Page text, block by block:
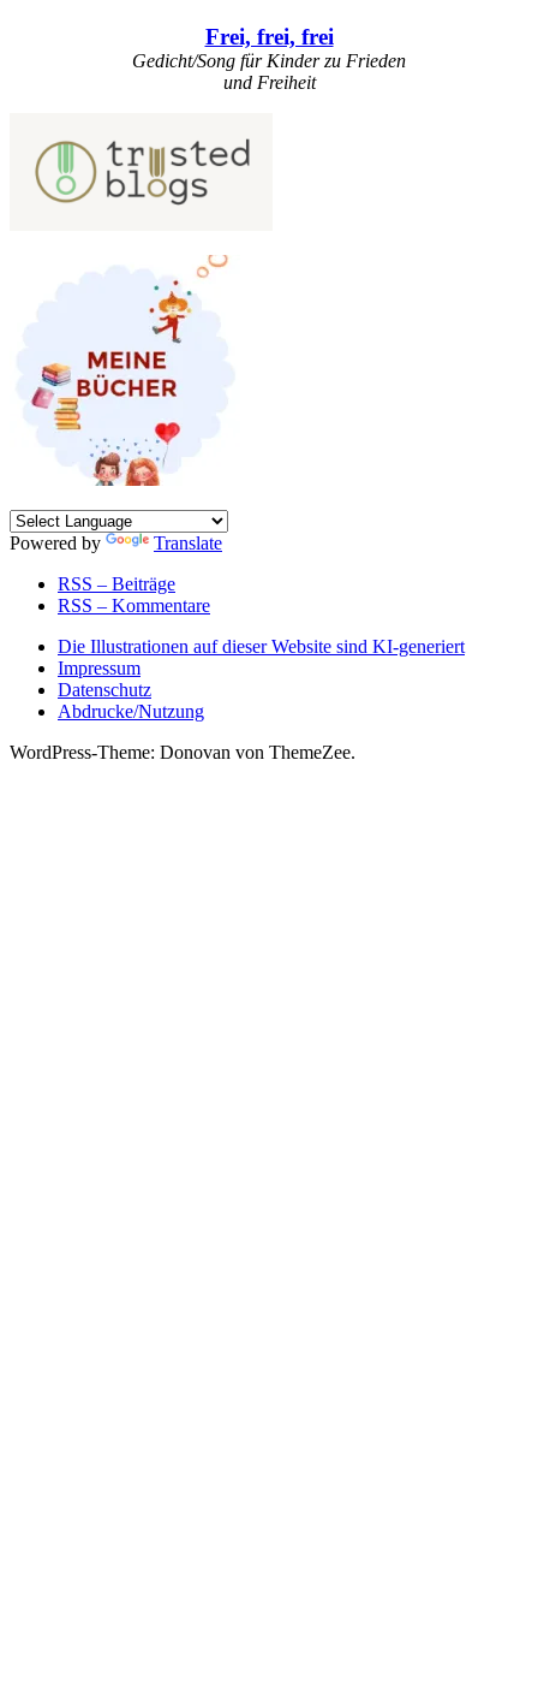
Frei, frei, frei
Gedicht/Song für Kinder zu Frieden
und Freiheit
Powered by
Translate
RSS – Beiträge
RSS – Kommentare
Die Illustrationen auf dieser Website sind KI-generiert
Impressum
Datenschutz
Abdrucke/Nutzung
WordPress-Theme: Donovan von ThemeZee.